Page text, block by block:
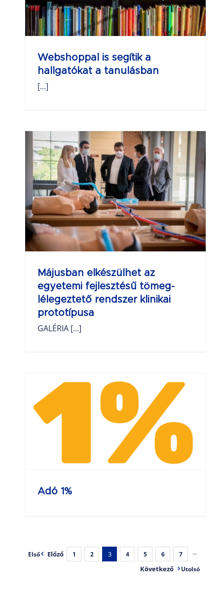
Webshoppal is segítik a
hallgatókat a tanulásban
[...]
Májusban elkészülhet az
egyetemi fejlesztésű tömeg-
lélegeztető rendszer klinikai
prototípusa
GALÉRIA [...]
Adó 1%
Első Előző 1 2 3 4 5 6 7
···
Következő
Utolsó